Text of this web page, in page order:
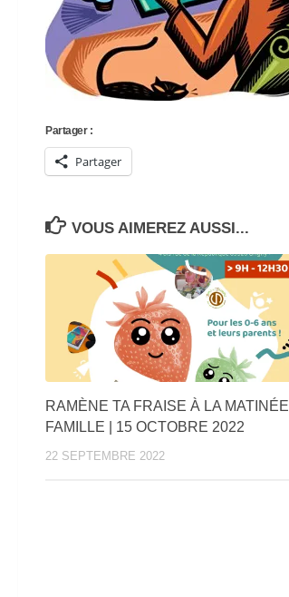
Partager :
Partager
VOUS AIMEREZ AUSSI...
RAMÈNE TA FRAISE À LA MATINÉE
FAMILLE | 15 OCTOBRE 2022
22 SEPTEMBRE 2022